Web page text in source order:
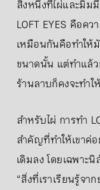
สิ่งหนึ่งที่ไผ่และมิ้ม
LOFT EYES คือคว
เหมือนกันคือทำให้
ขนาดนั้น แต่ทำแล้
ร้านลาบก็คงจะทำ
สำหรับไผ่ การทำ
สำคัญที่ทำให้เขาค่
เดิมลง โดยเฉพาะ
“สิ่งที่เราเรียนรู้จ